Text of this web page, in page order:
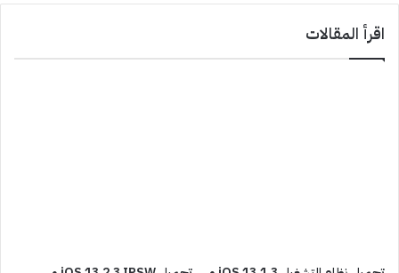
اقرأ المقالات